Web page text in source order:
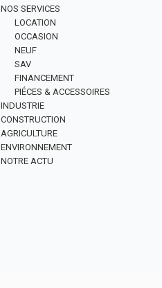
NOS SERVICES
LOCATION
OCCASION
NEUF
SAV
FINANCEMENT
PIÉCES & ACCESSOIRES
INDUSTRIE
CONSTRUCTION
AGRICULTURE
ENVIRONNEMENT
NOTRE ACTU